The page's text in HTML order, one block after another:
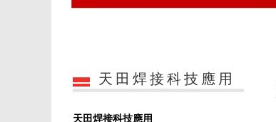
天田焊接科技應用
天田焊接科技應用